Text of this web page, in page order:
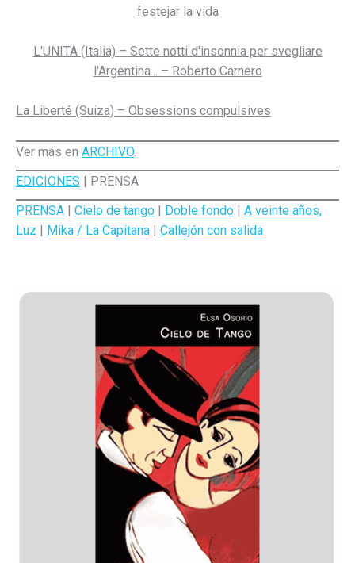
festejar la vida
L'UNITA (Italia) – Sette notti d'insonnia per svegliare
l'Argentina... – Roberto Carnero
La Liberté (Suiza) – Obsessions compulsives
Ver más en ARCHIVO.
EDICIONES | PRENSA
PRENSA | Cielo de tango | Doble fondo | A veinte años,
Luz | Mika / La Capitana | Callejón con salida